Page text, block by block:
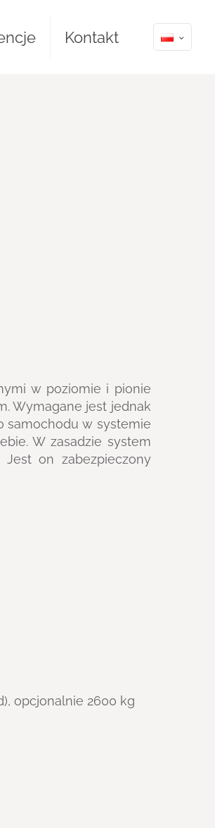
Kontakt
w poziomie i pionie
Wymagane jest jednak
samochodu w systemie
W zasadzie system
on zabezpieczony
opcjonalnie 2600 kg